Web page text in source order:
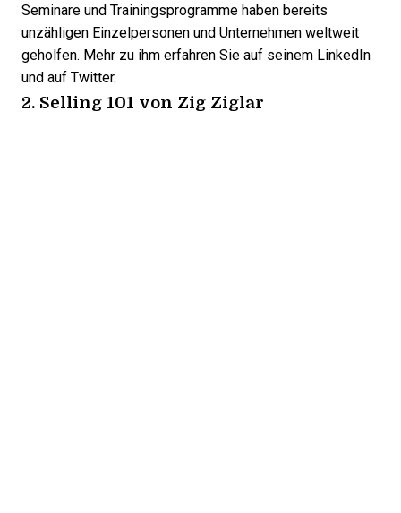
Seminare und Trainingsprogramme haben bereits
unzähligen Einzelpersonen und Unternehmen weltweit
geholfen. Mehr zu ihm erfahren Sie auf seinem LinkedIn
und auf Twitter.
2. Selling 101 von Zig Ziglar